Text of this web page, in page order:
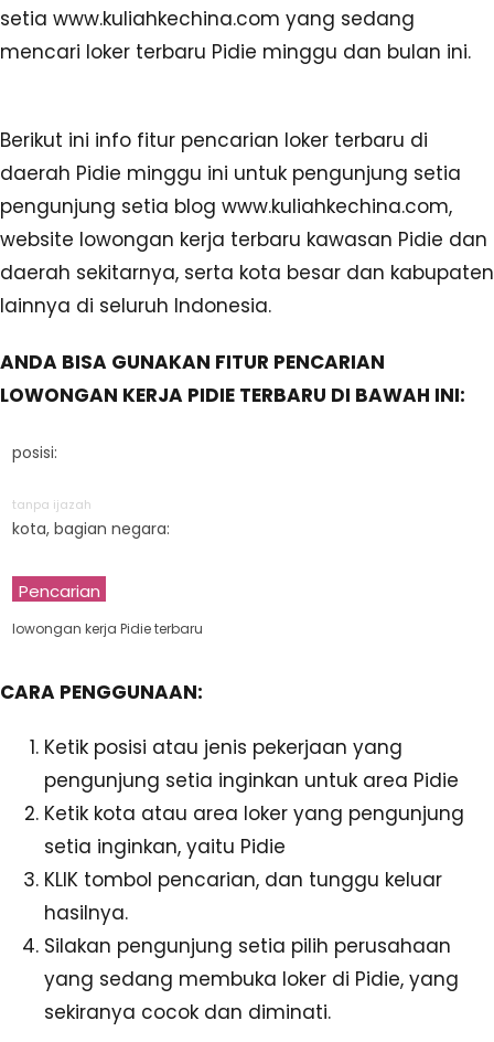
setia www.kuliahkechina.com yang sedang
mencari loker terbaru Pidie minggu dan bulan ini.
Berikut ini info fitur pencarian loker terbaru di
daerah Pidie minggu ini untuk pengunjung setia
pengunjung setia blog www.kuliahkechina.com,
website lowongan kerja terbaru kawasan Pidie dan
daerah sekitarnya, serta kota besar dan kabupaten
lainnya di seluruh Indonesia.
ANDA BISA GUNAKAN FITUR PENCARIAN
LOWONGAN KERJA PIDIE TERBARU DI BAWAH INI:
posisi:
tanpa ijazah
kota, bagian negara:
Pencarian
lowongan kerja Pidie terbaru
CARA PENGGUNAAN:
Ketik posisi atau jenis pekerjaan yang
pengunjung setia inginkan untuk area Pidie
Ketik kota atau area loker yang pengunjung
setia inginkan, yaitu Pidie
KLIK tombol pencarian, dan tunggu keluar
hasilnya.
Silakan pengunjung setia pilih perusahaan
yang sedang membuka loker di Pidie, yang
sekiranya cocok dan diminati.